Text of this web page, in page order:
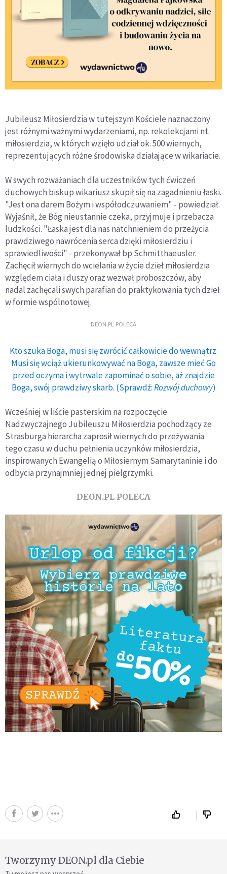
Jubileusz Miłosierdzia w tutejszym Kościele naznaczony
jest różnymi ważnymi wydarzeniami, np. rekolekcjami nt.
miłosierdzia, w których wzięło udział ok. 500 wiernych,
reprezentujących różne środowiska działające w wikariacie.
W swych rozważaniach dla uczestników tych ćwiczeń
duchowych biskup wikariusz skupił się na zagadnieniu łaski.
"Jest ona darem Bożym i współodczuwaniem" - powiedział.
Wyjaśnił, że Bóg nieustannie czeka, przyjmuje i przebacza
ludzkości. "Łaska jest dla nas natchnieniem do przeżycia
prawdziwego nawrócenia serca dzięki miłosierdziu i
sprawiedliwości" - przekonywał bp Schmitthaeusler.
Zachęcił wiernych do wcielania w życie dzieł miłosierdzia
względem ciała i duszy oraz wezwał proboszczów, aby
nadal zachęcali swych parafian do praktykowania tych dzieł
w formie wspólnotowej.
DEON.PL POLECA
Kto szuka Boga, musi się zwrócić całkowicie do wewnątrz.
Musi się wciąż ukierunkowywać na Boga, zawsze mieć Go
przed oczyma i wytrwale zapominać o sobie, aż znajdzie
Boga, swój prawdziwy skarb. (Sprawdź:Rozwój duchowy)
Wcześniej w liście pasterskim na rozpoczęcie
Nadzwyczajnego Jubileuszu Miłosierdzia pochodzący ze
Strasburga hierarcha zaprosił wiernych do przeżywania
tego czasu w duchu pełnienia uczynków miłosierdzia,
inspirowanych Ewangelią o Miłosiernym Samarytaninie i do
odbycia przynajmniej jednej pielgrzymki.
DEON.PL POLECA
Tworzymy DEON.pl dla Ciebie